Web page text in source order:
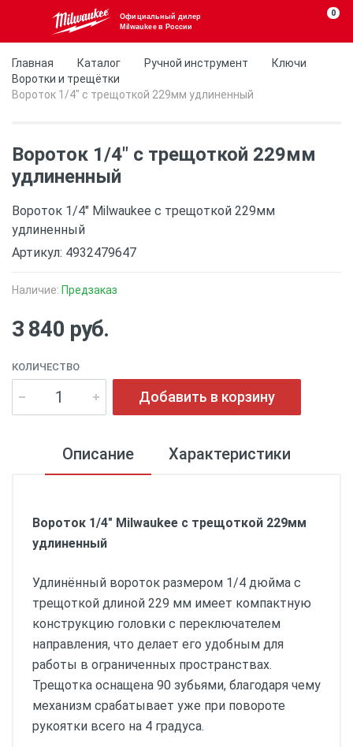
Официальный дилер
Milwaukee в России
0
Главная Каталог Ручной инструмент
Ключи
Воротки и трещётки
Вороток 1/4" с трещоткой 229мм удлиненный
Вороток 1/4" с трещоткой 229мм
удлиненный
Вороток 1/4" Milwaukee с трещоткой 229мм
удлиненный
Артикул: 4932479647
Наличие: Предзаказ
3 840 руб.
КОЛИЧЕСТВО
Добавить в корзину
Описание Характеристики
Вороток 1/4" Milwaukee с трещоткой 229мм
удлиненный
Удлинённый вороток размером 1/4 дюйма с
трещоткой длиной 229 мм имеет компактную
конструкцию головки с переключателем
направления, что делает его удобным для
работы в ограниченных пространствах.
Трещотка оснащена 90 зубьями, благодаря чему
механизм срабатывает уже при повороте
рукоятки всего на 4 градуса.